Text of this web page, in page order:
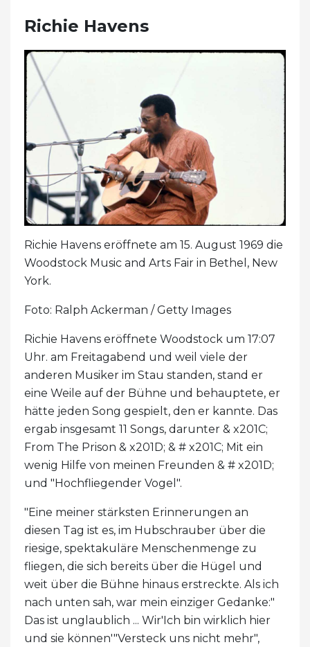
Richie Havens
Richie Havens eröffnete am 15. August 1969 die
Woodstock Music and Arts Fair in Bethel, New
York.
Foto: Ralph Ackerman / Getty Images
Richie Havens eröffnete Woodstock um 17:07
Uhr. am Freitagabend und weil viele der
anderen Musiker im Stau standen, stand er
eine Weile auf der Bühne und behauptete, er
hätte jeden Song gespielt, den er kannte. Das
ergab insgesamt 11 Songs, darunter & x201C;
From The Prison & x201D; & # x201C; Mit ein
wenig Hilfe von meinen Freunden & # x201D;
und "Hochfliegender Vogel".
"Eine meiner stärksten Erinnerungen an
diesen Tag ist es, im Hubschrauber über die
riesige, spektakuläre Menschenmenge zu
fliegen, die sich bereits über die Hügel und
weit über die Bühne hinaus erstreckte. Als ich
nach unten sah, war mein einziger Gedanke:"
Das ist unglaublich ... Wir'Ich bin wirklich hier
und sie können'"Versteck uns nicht mehr",